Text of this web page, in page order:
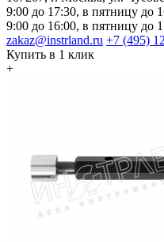
9:00 до 17:30, в пятницу до
9:00 до 16:00, в пятницу до
zakaz@instrland.ru +7 (495)
Купить в 1 клик
+